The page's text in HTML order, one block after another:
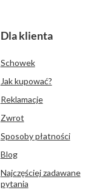
Dla klienta
Schowek
Jak kupować?
Reklamacje
Zwrot
Sposoby płatności
Blog
Najczęściej zadawane
pytania